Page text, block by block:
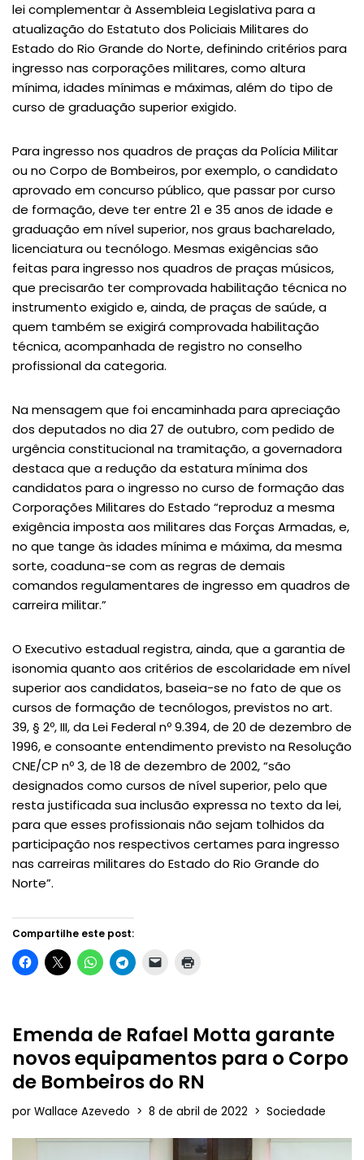
lei complementar à Assembleia Legislativa para a
atualização do Estatuto dos Policiais Militares do
Estado do Rio Grande do Norte, definindo critérios para
ingresso nas corporações militares, como altura
mínima, idades mínimas e máximas, além do tipo de
curso de graduação superior exigido.
Para ingresso nos quadros de praças da Polícia Militar
ou no Corpo de Bombeiros, por exemplo, o candidato
aprovado em concurso público, que passar por curso
de formação, deve ter entre 21 e 35 anos de idade e
graduação em nível superior, nos graus bacharelado,
licenciatura ou tecnólogo. Mesmas exigências são
feitas para ingresso nos quadros de praças músicos,
que precisarão ter comprovada habilitação técnica no
instrumento exigido e, ainda, de praças de saúde, a
quem também se exigirá comprovada habilitação
técnica, acompanhada de registro no conselho
profissional da categoria.
Na mensagem que foi encaminhada para apreciação
dos deputados no dia 27 de outubro, com pedido de
urgência constitucional na tramitação, a governadora
destaca que a redução da estatura mínima dos
candidatos para o ingresso no curso de formação das
Corporações Militares do Estado “reproduz a mesma
exigência imposta aos militares das Forças Armadas, e,
no que tange às idades mínima e máxima, da mesma
sorte, coaduna-se com as regras de demais
comandos regulamentares de ingresso em quadros de
carreira militar.”
O Executivo estadual registra, ainda, que a garantia de
isonomia quanto aos critérios de escolaridade em nível
superior aos candidatos, baseia-se no fato de que os
cursos de formação de tecnólogos, previstos no art.
39, § 2º, III, da Lei Federal nº 9.394, de 20 de dezembro de
1996, e consoante entendimento previsto na Resolução
CNE/CP nº 3, de 18 de dezembro de 2002, “são
designados como cursos de nível superior, pelo que
resta justificada sua inclusão expressa no texto da lei,
para que esses profissionais não sejam tolhidos da
participação nos respectivos certames para ingresso
nas carreiras militares do Estado do Rio Grande do
Norte”.
Compartilhe este post:
Emenda de Rafael Motta garante
novos equipamentos para o Corpo
de Bombeiros do RN
por Wallace Azevedo 8 de abril de 2022 Sociedade